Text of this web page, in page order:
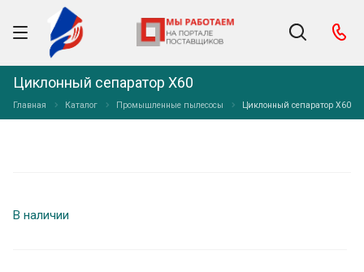
Циклонный сепаратор Х60
Главная Каталог Промышленные пылесосы Циклонный сепаратор Х60
В наличии